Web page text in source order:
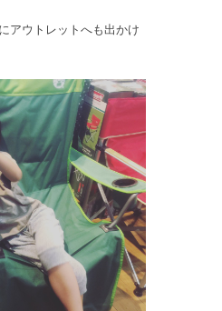
アウトレットへも出かけ